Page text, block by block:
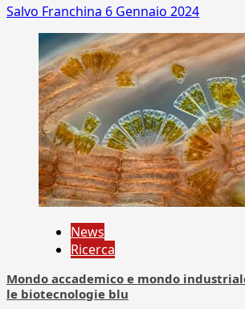
Salvo Franchina 6 Gennaio 2024
News
Ricerca
Mondo accademico e mondo
le biotecnologie blu